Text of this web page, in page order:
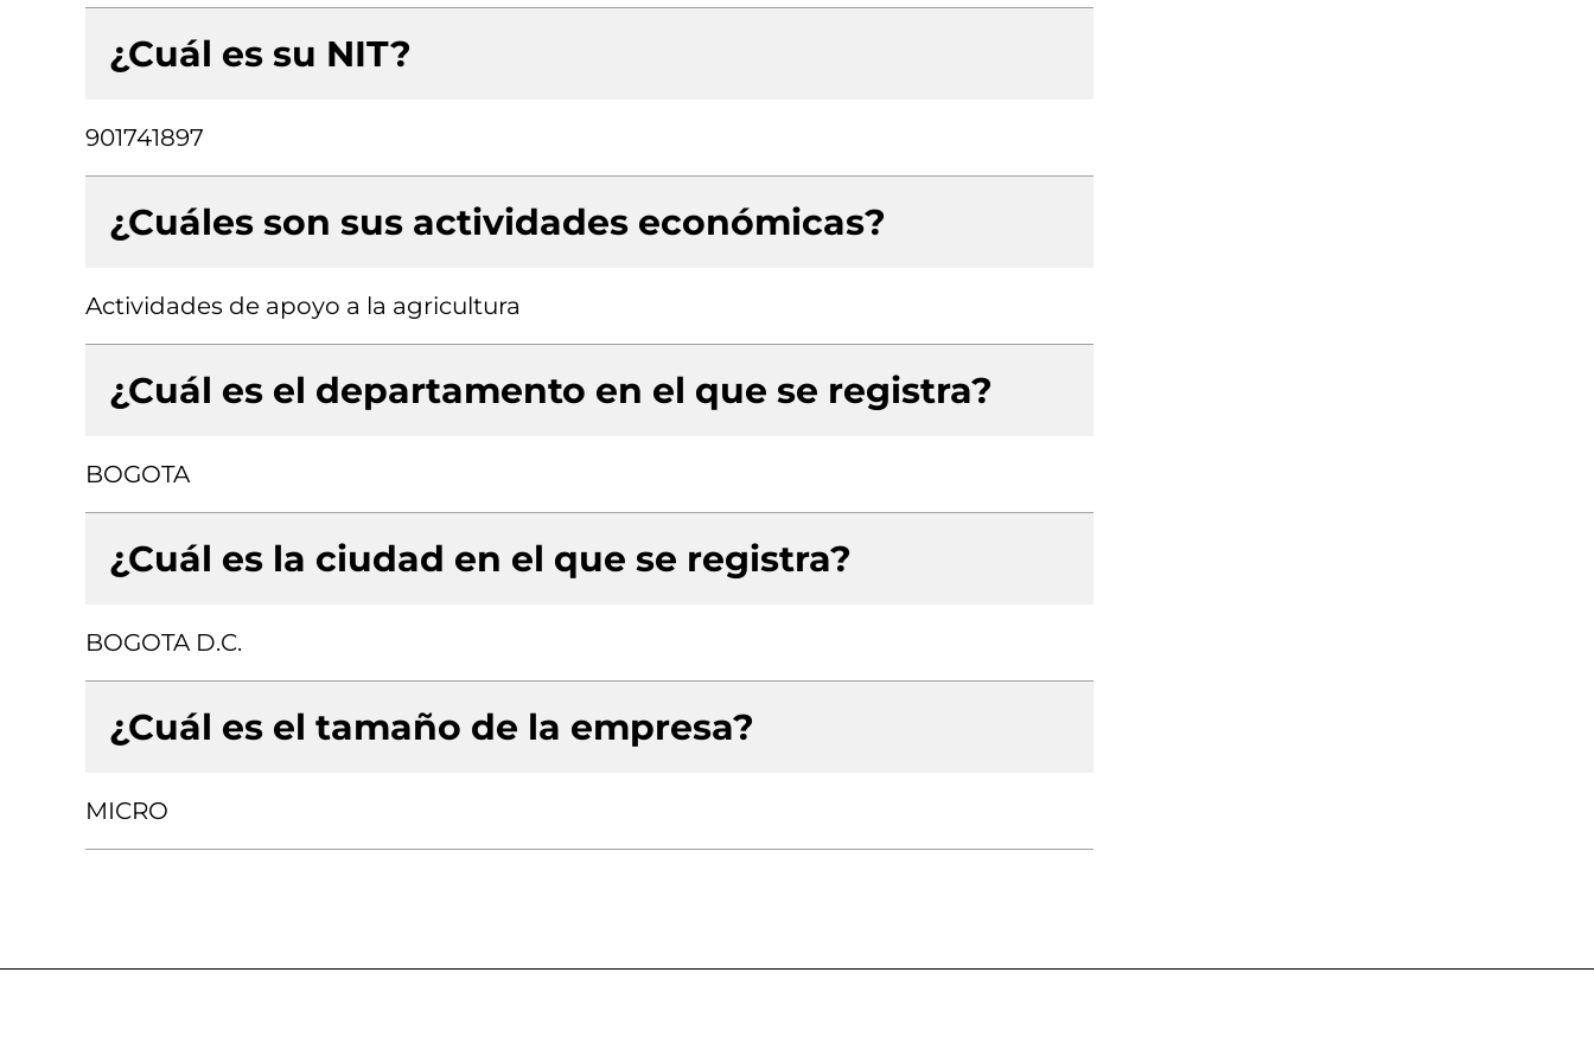
¿Cuál es su NIT?
901741897
¿Cuáles son sus actividades económicas?
Actividades de apoyo a la agricultura
¿Cuál es el departamento en el que se registra?
BOGOTA
¿Cuál es la ciudad en el que se registra?
BOGOTA D.C.
¿Cuál es el tamaño de la empresa?
MICRO